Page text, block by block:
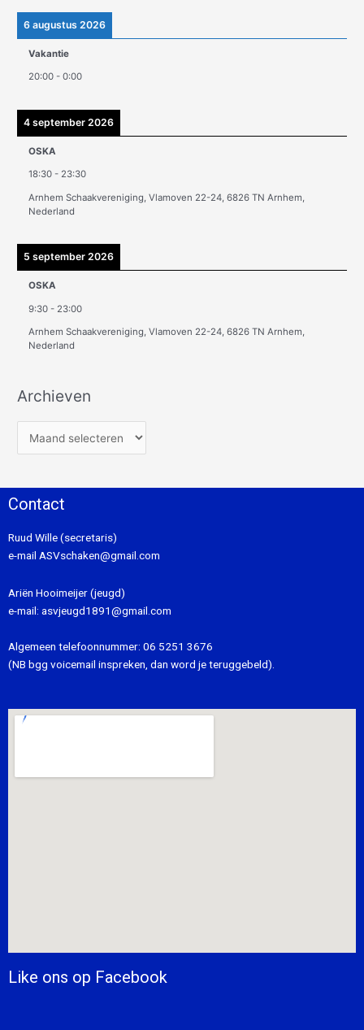
6 augustus 2026
Vakantie
20:00 -0:00
4 september 2026
OSKA
18:30 - 23:30
Arnhem Schaakvereniging, Vlamoven 22-24, 6826 TN Arnhem,
Nederland
5 september 2026
OSKA
9:30 - 23:00
Arnhem Schaakvereniging, Vlamoven 22-24, 6826 TN Arnhem,
Nederland
Archieven
Contact
Ruud Wille (secretaris)
e-mail ASVschaken@gmail.com
Ariën Hooimeijer (jeugd)
e-mail: asvjeugd1891@gmail.com
Algemeen telefoonnummer: 06 5251 3676
(NB bgg voicemail inspreken, dan word je teruggebeld).
Like ons op Facebook